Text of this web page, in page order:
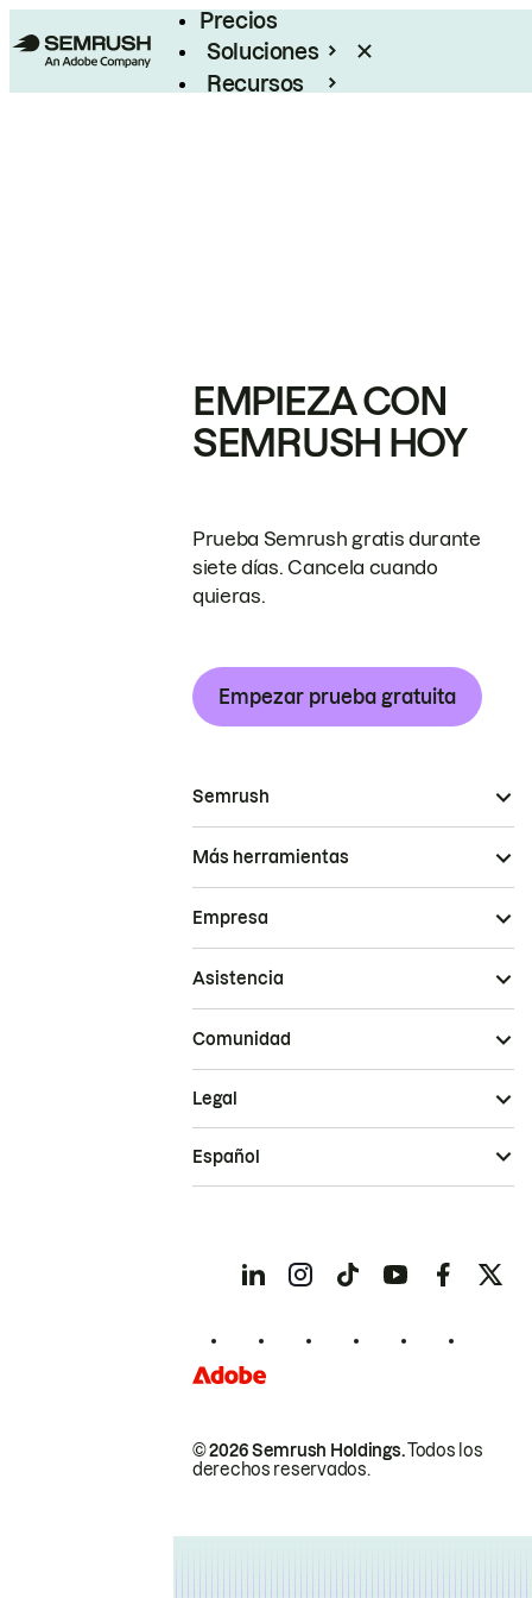
Precios
Soluciones
Recursos
EMPIEZA CON
SEMRUSH HOY
Prueba Semrush gratis durante
siete días. Cancela cuando
quieras.
Empezar prueba gratuita
Semrush
Más herramientas
Empresa
Asistencia
Comunidad
© 2026 Semrush Holdings.Todos los
derechos reservados.
Legal
Español